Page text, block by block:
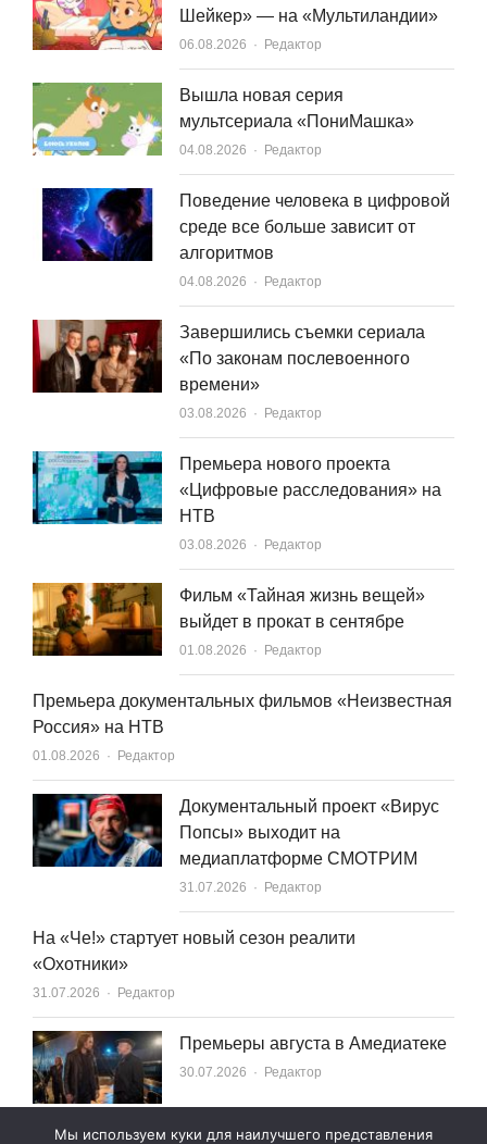
Шейкер» — на «Мультиландии»
06.08.2026 Author
Редактор
Вышла новая серия
мультсериала «ПониМашка»
04.08.2026 Author
Редактор
Поведение человека в цифровой
среде все больше зависит от
алгоритмов
04.08.2026 Author
Редактор
Завершились съемки сериала
«По законам послевоенного
времени»
03.08.2026 Author
Редактор
Премьера нового проекта
«Цифровые расследования» на
НТВ
03.08.2026 Author
Редактор
Фильм «Тайная жизнь вещей»
выйдет в прокат в сентябре
01.08.2026 Author
Редактор
Премьера документальных фильмов «Неизвестная
Россия» на НТВ
01.08.2026 Author
Редактор
Документальный проект «Вирус
Попсы» выходит на
медиаплатформе СМОТРИМ
31.07.2026 Author
Редактор
На «Че!» стартует новый сезон реалити
«Охотники»
31.07.2026 Author
Редактор
Премьеры августа в Амедиатеке
30.07.2026 Author
Редактор
Мы используем куки для наилучшего представления